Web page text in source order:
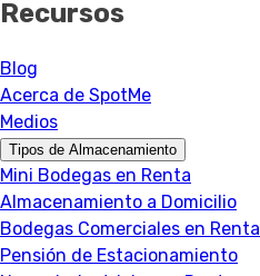
Recursos
Blog
Acerca de SpotMe
Medios
Tipos de Almacenamiento
Mini Bodegas en Renta
Almacenamiento a Domicilio
Bodegas Comerciales en Renta
Pensión de Estacionamiento